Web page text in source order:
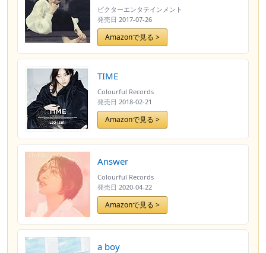
ビクターエンタテインメント
発売日 2017-07-26
Amazonで見る >
TIME
Colourful Records
発売日 2018-02-21
Amazonで見る >
Answer
Colourful Records
発売日 2020-04-22
Amazonで見る >
a boy